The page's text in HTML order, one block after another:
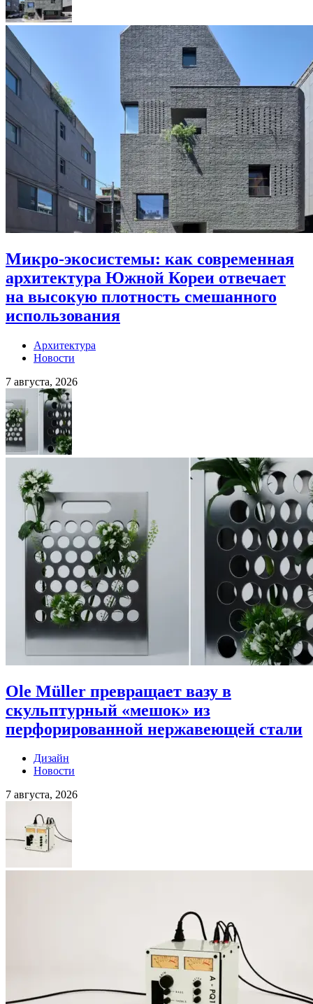
Микро-экосистемы: как современная
архитектура Южной Кореи отвечает
на высокую плотность смешанного
использования
Архитектура
Новости
7 августа, 2026
Ole Müller превращает вазу в
скульптурный «мешок» из
перфорированной нержавеющей стали
Дизайн
Новости
7 августа, 2026